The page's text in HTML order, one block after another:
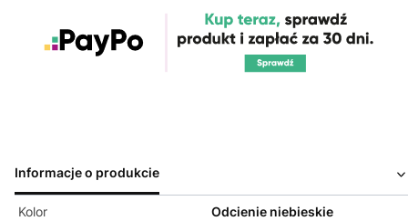
Informacje o produkcie
Kolor Odcienie niebieskie